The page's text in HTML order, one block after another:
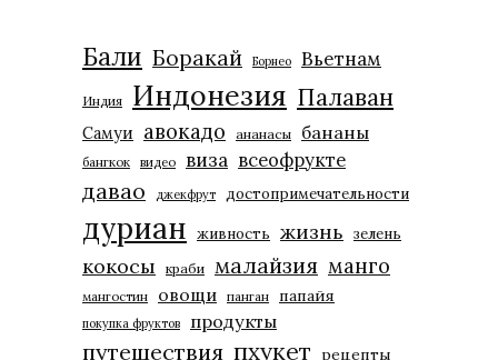
Бали Боракай Борнео Вьетнам
Индия Индонезия Палаван
Самуи авокадо ананасы бананы
бангкок видео виза всеофрукте
давао джекфрут достопримечательности
дуриан живность жизнь зелень
кокосы краби малайзия манго
мангостин овощи панган папайя
покупка фруктов продукты
путешествия пхукет рецепты